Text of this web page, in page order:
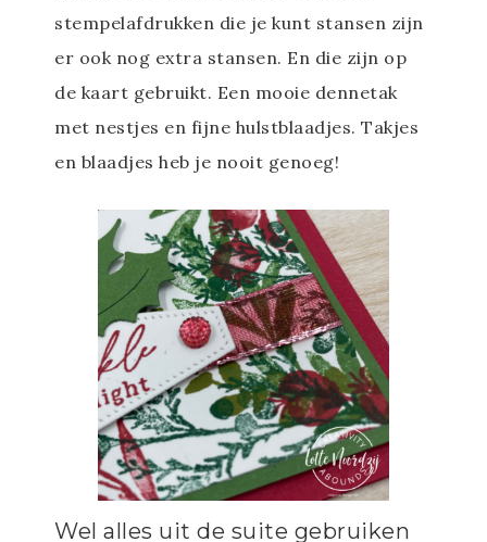
stempelafdrukken die je kunt stansen zijn
er ook nog extra stansen. En die zijn op
de kaart gebruikt. Een mooie dennetak
met nestjes en fijne hulstblaadjes. Takjes
en blaadjes heb je nooit genoeg!
Wel alles uit de suite gebruiken